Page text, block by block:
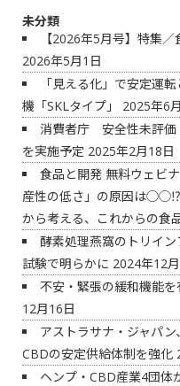
未分類
【2026年5月号】特集
2026年5月1日
「見える化」で安定運
機「SKLタイプ」
2025年6
消費者庁 安全性未評価
を実施予定 2025年2月18日
食品と開発 無料ウェビ
産性の低さ」の原因は
から考える、これからの食
酵素処理燕窩のトリイ
試験で明らかに 2024年12
不安・緊張の緩和機能
12月16日
アストラサナ・ジャパ
CBDの安定供給体制を強化
ヘンプ・CBD産業4団